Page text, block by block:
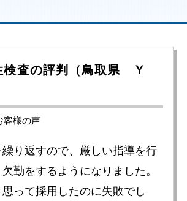
検査の評判（鳥取県 Ｙ
客様の声
り返すので、厳しい指導を行
勤をするようになりました。
って採用したのに失敗でし